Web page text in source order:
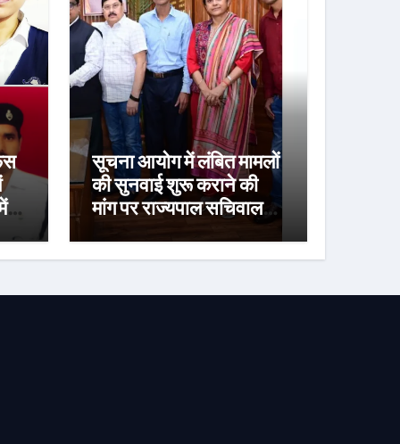
सूचना आयोग में लंबित मामलों
की सुनवाई शुरू कराने की
मांग पर राज्यपाल सचिवालय
ने मुख्य सचिव को लिखा पत्र